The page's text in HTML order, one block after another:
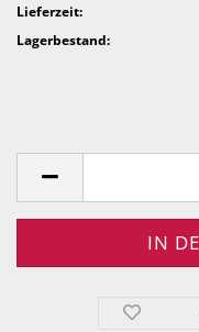
Lieferzeit:
Lagerbestand: